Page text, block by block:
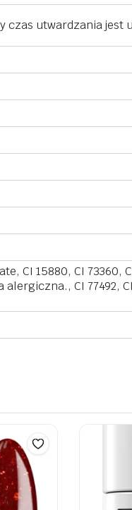
czas utwardzania
CI 15880, CI
CI 77492,